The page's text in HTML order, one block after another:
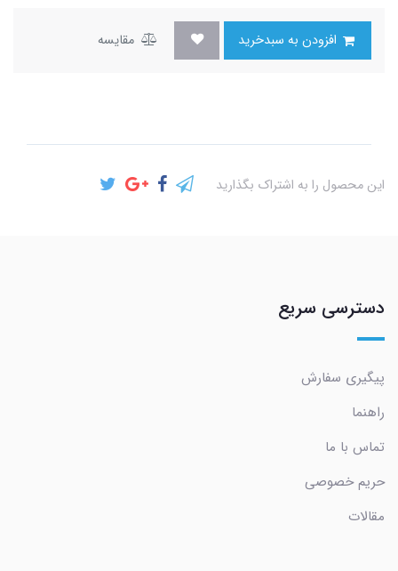
مقایسه
این محصول را به اشتراک بگذارید
دسترسی سریع
پیگیری سفارش
راهنما
تماس با ما
حریم خصوصی
مقالات